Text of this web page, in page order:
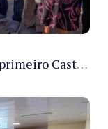
Governo do Amazonas inaugura primeiro Castramóvel Fluvial para atendimento veterinário às comunidades ribeirinhas e castração gratuita